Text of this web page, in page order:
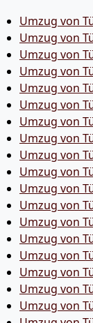
Umzug von
Umzug von
Umzug von
Umzug von
Umzug von
Umzug von
Umzug von
Umzug von
Umzug von
Umzug von
Umzug von
Umzug von
Umzug von
Umzug von
Umzug von
Umzug von
Umzug von
Umzug von